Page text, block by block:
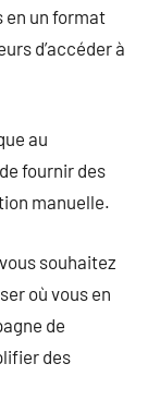
en un format
d’accéder à
au
fournir des
manuelle.
souhaitez
où vous en
de
des